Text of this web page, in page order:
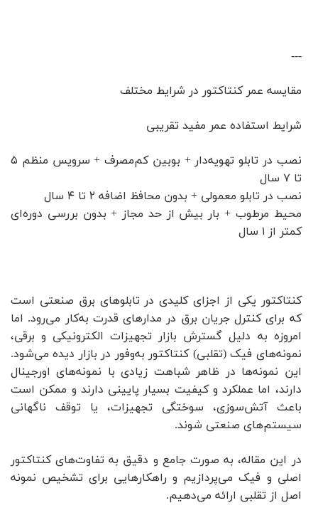
---
مقایسه عمر کنتاکتور در شرایط مختلف
شرایط استفاده عمر مفید تقریبی
نصب در تابلو تهویه‌دار + بوبین کم‌مصرف + سرویس منظم ۵
تا ۷ سال
نصب در تابلو معمولی + بدون محافظ اضافه ۲ تا ۴ سال
محیط مرطوب + بار بیش از حد مجاز + بدون بررسی دوره‌ای
کمتر از ۱ سال
کنتاکتور یکی از اجزای کلیدی در تابلوهای برق صنعتی است
که برای کنترل جریان برق در مدارهای قدرت به‌کار می‌رود. اما
امروزه به دلیل گسترش بازار تجهیزات الکترونیکی و برقی،
نمونه‌های فیک (تقلبی) کنتاکتور به‌وفور در بازار دیده می‌شود.
این نمونه‌ها در ظاهر شباهت زیادی با نمونه‌های اورجینال
دارند، اما عملکرد و کیفیت بسیار پایینی دارند و ممکن است
باعث آتش‌سوزی، سوختگی تجهیزات، یا توقف ناگهانی
سیستم‌های صنعتی شوند.
در این مقاله، به صورت جامع و دقیق به تفاوت‌های کنتاکتور
اصلی و فیک می‌پردازیم و راهکارهایی برای تشخیص نمونه
اصل از تقلبی ارائه می‌دهیم.